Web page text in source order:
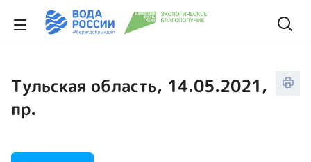
Тульская область, 14.05.2021,
пр.